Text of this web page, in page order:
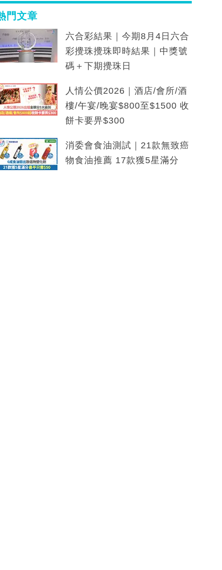
門文章
六合彩結果｜今期8月4日六合
彩攪珠攪珠即時結果｜中獎號
碼＋下期攪珠日
人情公價2026｜酒店/會所/酒
樓/午宴/晚宴$800至$1500 收
餅卡要畀$300
消委會食油測試｜21款無致癌
物食油推薦 17款獲5星滿分